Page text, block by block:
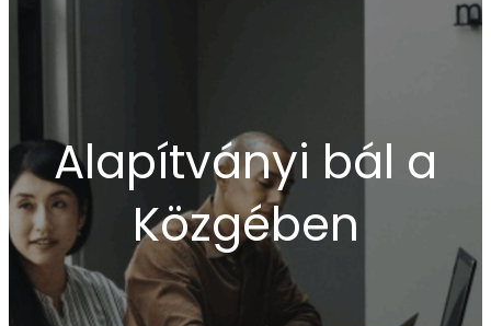
Alapítványi bál a
Közgében